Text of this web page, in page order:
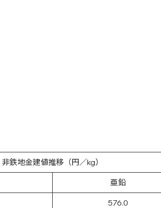
非鉄地金建値推移（円／kg）
亜鉛
576.0